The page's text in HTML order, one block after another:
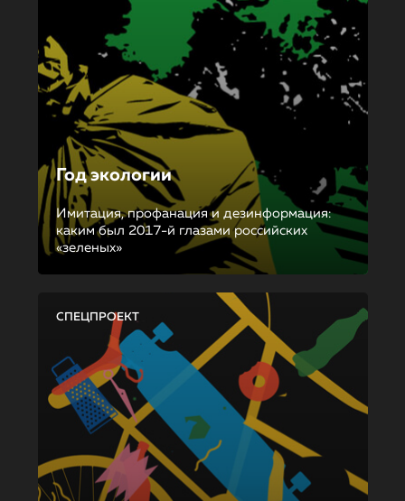
Год экологии
Имитация, профанация и дезинформация:
каким был 2017-й глазами российских
«зеленых»
СПЕЦПРОЕКТ